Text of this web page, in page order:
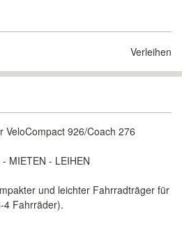
Verleihen
926/Coach 276
MIETEN - LEIHEN
und leichter Fahrradträger für
4 Fahrräder).